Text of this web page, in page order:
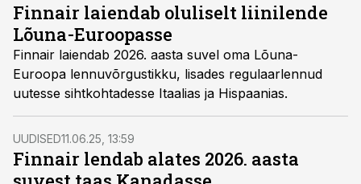
Finnair laiendab oluliselt liinilende
Lõuna-Euroopasse
Finnair laiendab 2026. aasta suvel oma Lõuna-
Euroopa lennuvõrgustikku, lisades regulaarlennud
uutesse sihtkohtadesse Itaalias ja Hispaanias.
UUDISED11.06.25, 13:59
Finnair lendab alates 2026. aasta